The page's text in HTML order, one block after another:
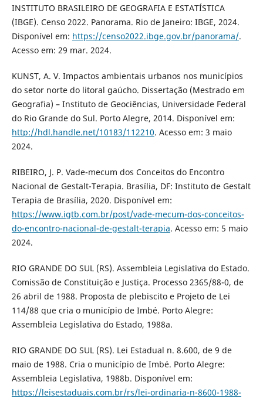
INSTITUTO BRASILEIRO DE GEOGRAFIA E ESTATÍSTICA
(IBGE). Censo 2022. Panorama. Rio de Janeiro: IBGE, 2024.
Disponível em: https://censo2022.ibge.gov.br/panorama/.
Acesso em: 29 mar. 2024.
KUNST, A. V. Impactos ambientais urbanos nos municípios
do setor norte do litoral gaúcho. Dissertação (Mestrado em
Geografia) – Instituto de Geociências, Universidade Federal
do Rio Grande do Sul. Porto Alegre, 2014. Disponível em:
http://hdl.handle.net/10183/112210. Acesso em: 3 maio
2024.
RIBEIRO, J. P. Vade-mecum dos Conceitos do Encontro
Nacional de Gestalt-Terapia. Brasília, DF: Instituto de Gestalt
Terapia de Brasília, 2020. Disponível em:
https://www.igtb.com.br/post/vade-mecum-dos-conceitos-
do-encontro-nacional-de-gestalt-terapia. Acesso em: 5 maio
2024.
RIO GRANDE DO SUL (RS). Assembleia Legislativa do Estado.
Comissão de Constituição e Justiça. Processo 2365/88-0, de
26 abril de 1988. Proposta de plebiscito e Projeto de Lei
114/88 que cria o município de Imbé. Porto Alegre:
Assembleia Legislativa do Estado, 1988a.
RIO GRANDE DO SUL (RS). Lei Estadual n. 8.600, de 9 de
maio de 1988. Cria o município de Imbé. Porto Alegre:
Assembleia Legislativa, 1988b. Disponível em:
https://leisestaduais.com.br/rs/lei-ordinaria-n-8600-1988-